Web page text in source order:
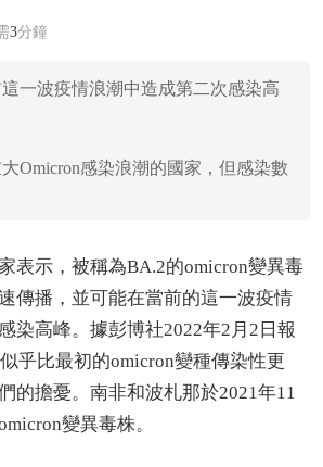
3分鐘
一波疫情浪潮中造成第二次感染高
Omicron感染浪潮的國家，但感染數
表示，被稱為BA.2的omicron變異毒
傳播，並可能在當前的這一波疫情
染高峰。據彭博社2022年2月2日報
乎比最初的omicron變種傳染性更
的擔憂。南非和波札那於2021年11
變異毒株。